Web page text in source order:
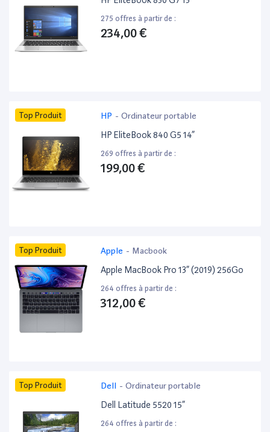
275 offres à partir de :
234,00 €
Top Produit HP - Ordinateur portable
HP EliteBook 840 G5 14”
269 offres à partir de :
199,00 €
Top Produit Apple - Macbook
Apple MacBook Pro 13” (2019) 256Go
264 offres à partir de :
312,00 €
Top Produit Dell - Ordinateur portable
Dell Latitude 5520 15”
264 offres à partir de :